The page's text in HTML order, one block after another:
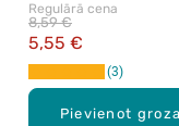
Pievienot
150ml
Regulārā cena
5,55 €
8,59 €
3